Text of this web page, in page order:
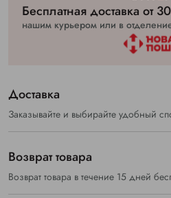
Бесплатная доставка от
нашим курьером или в
Доставка
Заказывайте и выбирайте удобный
Возврат товара
Возврат товара в течение 15 дней